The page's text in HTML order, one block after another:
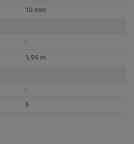
10 mm
-
1,95 m
-
5